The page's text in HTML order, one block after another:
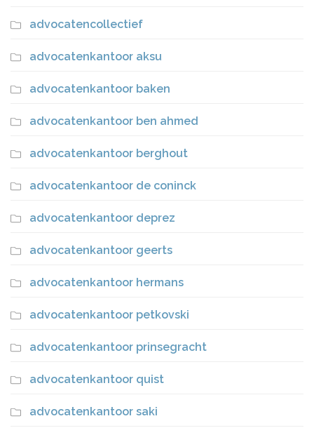
advocatencollectief
advocatenkantoor aksu
advocatenkantoor baken
advocatenkantoor ben ahmed
advocatenkantoor berghout
advocatenkantoor de coninck
advocatenkantoor deprez
advocatenkantoor geerts
advocatenkantoor hermans
advocatenkantoor petkovski
advocatenkantoor prinsegracht
advocatenkantoor quist
advocatenkantoor saki